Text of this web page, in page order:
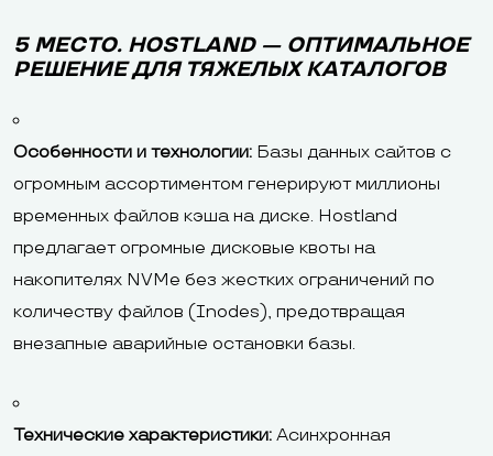
5 МЕСТО. HOSTLAND — ОПТИМАЛЬНОЕ
РЕШЕНИЕ ДЛЯ ТЯЖЕЛЫХ КАТАЛОГОВ
Особенности и технологии: Базы данных сайтов с
огромным ассортиментом генерируют миллионы
временных файлов кэша на диске. Hostland
предлагает огромные дисковые квоты на
накопителях NVMe без жестких ограничений по
количеству файлов (Inodes), предотвращая
внезапные аварийные остановки базы.
Технические характеристики: Асинхронная